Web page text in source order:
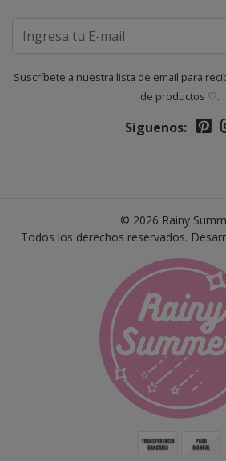
Suscríbete a nuestra lista de email para
de productos ♡.
Síguenos:
© 2026 Rainy
Todos los derechos reservados.